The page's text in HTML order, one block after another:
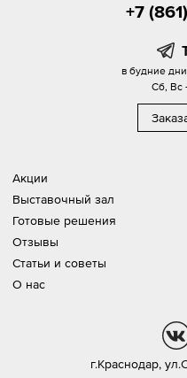
Акции
Выставочный зал
Готовые решения
Отзывы
Статьи и советы
О нас
+7
в будние
Сб, Вс
г.Краснодар, vk